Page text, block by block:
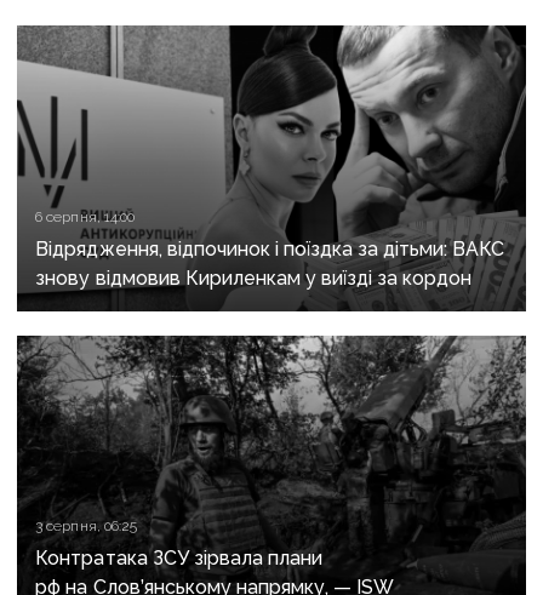
6 серпня, 14:00
Відрядження, відпочинок і поїздка за дітьми: ВАКС
знову відмовив Кириленкам у виїзді за кордон
3 серпня, 06:25
Контратака ЗСУ зірвала плани
рф на Слов’янському напрямку, — ISW